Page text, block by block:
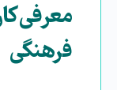
معرفی
فرهنگی